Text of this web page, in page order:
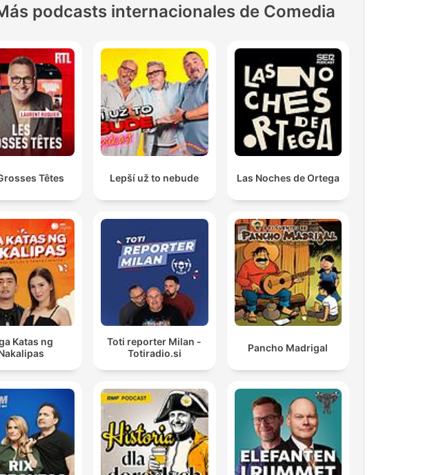
podcasts internacionales de Comedia
Têtes Lepší už to nebude Las Noches de Ortega
Katas ng
Toti reporter Milan -
Totiradio.si
Pancho Madrigal